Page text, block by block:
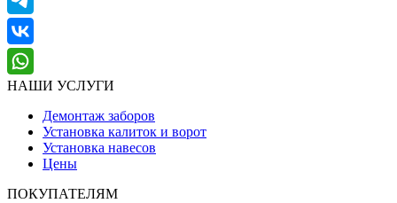
НАШИ УСЛУГИ
Демонтаж заборов
Установка калиток и ворот
Установка навесов
Цены
ПОКУПАТЕЛЯМ